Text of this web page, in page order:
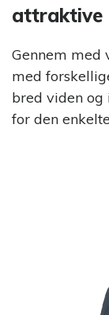
attraktive
Gennem med
med
bred viden og
for den